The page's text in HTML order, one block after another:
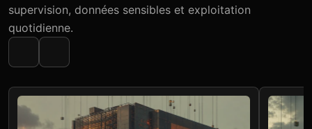
supervision, données sensibles et exploitation
quotidienne.